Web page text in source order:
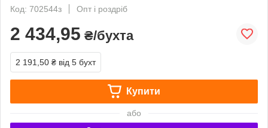
Код: 702544з
Опт і роздріб
2 434,95 ₴/бухта
2 191,50 ₴ від 5 бухт
Купити
або